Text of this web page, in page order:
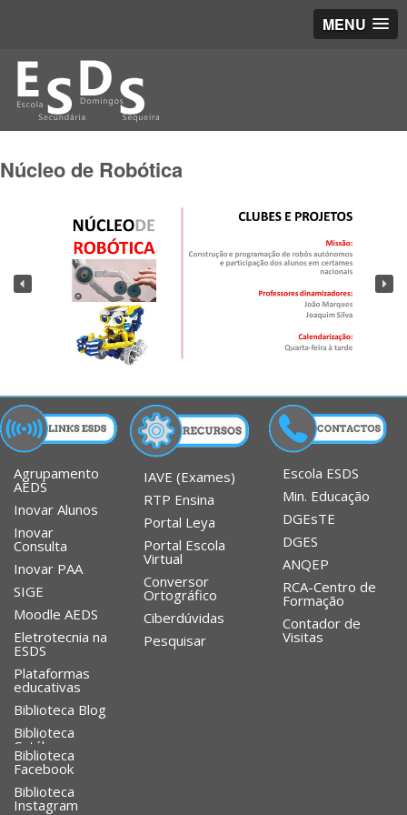
MENU
Núcleo de Robótica
Agrupamento
AEDS
Inovar Alunos
Inovar
Consulta
Inovar PAA
SIGE
Moodle AEDS
Eletrotecnia na
ESDS
Plataformas
educativas
Biblioteca Blog
Biblioteca
Catálogo
Biblioteca
Facebook
Biblioteca
Instagram
IAVE (Exames)
RTP Ensina
Portal Leya
Portal Escola
Virtual
Conversor
Ortográfico
Ciberdúvidas
Pesquisar
Escola ESDS
Min. Educação
DGEsTE
DGES
ANQEP
RCA-Centro de
Formação
Contador de
Visitas